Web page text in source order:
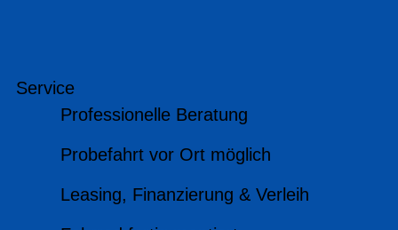
Service
Professionelle Beratung
Probefahrt vor Ort möglich
Leasing, Finanzierung & Verleih